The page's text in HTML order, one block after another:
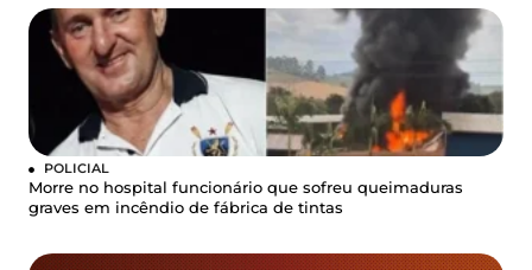
POLICIAL
Morre no hospital funcionário que sofreu queimaduras
graves em incêndio de fábrica de tintas